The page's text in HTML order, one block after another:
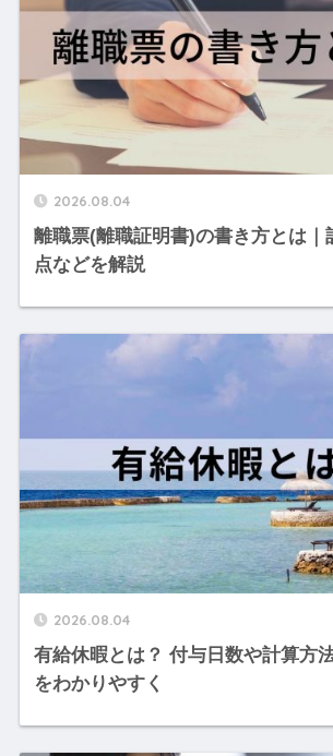
2026.08.04
離職票(離職証明書)の書き方とは｜
点などを解説
2026.08.04
有給休暇とは？ 付与日数や計算方
をわかりやすく